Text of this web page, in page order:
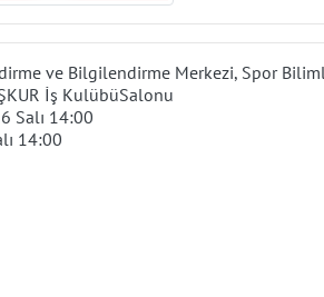
ve Bilgilendirme Merkezi, Spor
İş KulübüSalonu
Salı 14:00
14:00